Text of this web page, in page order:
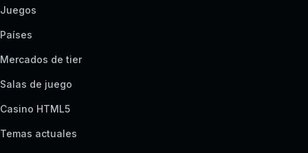
Juegos
Países
Mercados de tier
Salas de juego
Casino HTML5
Temas actuales